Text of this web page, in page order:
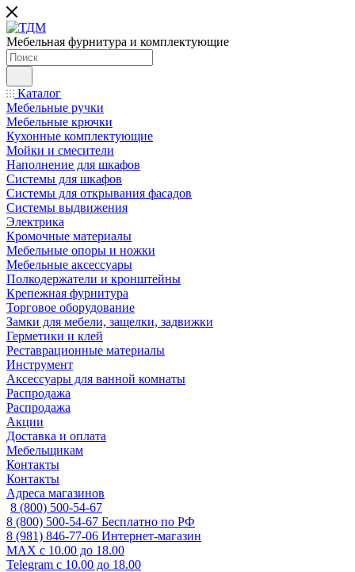
Мебельная фурнитура и комплектующие
Каталог
Мебельные ручки
Мебельные крючки
Кухонные комплектующие
Мойки и смесители
Наполнение для шкафов
Cистемы для шкафов
Системы для открывания фасадов
Системы выдвижения
Электрика
Кромочные материалы
Мебельные опоры и ножки
Мебельные аксессуары
Полкодержатели и кронштейны
Крепежная фурнитура
Торговое оборудование
Замки для мебели, защелки, задвижки
Герметики и клей
Реставрационные материалы
Инструмент
Аксессуары для ванной комнаты
Распродажа
Распродажа
Акции
Доставка и оплата
Мебельщикам
Контакты
Контакты
Адреса магазинов
8 (800) 500-54-67
8 (800) 500-54-67 Бесплатно по РФ
8 (981) 846-77-06 Интернет-магазин
MAX с 10.00 до 18.00
Telegram с 10.00 до 18.00